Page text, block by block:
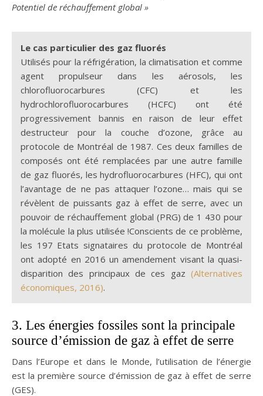
Potentiel de réchauffement global »
Le cas particulier des gaz fluorés
Utilisés pour la réfrigération, la climatisation et comme
agent propulseur dans les aérosols, les
chlorofluorocarbures (CFC) et les
hydrochlorofluorocarbures (HCFC)
ont été
progressivement bannis en raison de leur effet
destructeur pour
la couche d’ozone, grâce au
protocole de Montréal de 1987. Ces deux familles de
composés ont été remplacées par une autre famille
de gaz fluorés, les hydrofluorocarbures (HFC), qui ont
l’avantage de ne pas attaquer l’ozone… mais qui se
révèlent de puissants gaz à effet de serre, avec un
pouvoir de réchauffement global (PRG) de 1 430 pour
la molécule la plus utilisée !Conscients de ce problème,
les 197 Etats signataires du protocole de Montréal
ont adopté en 2016 un amendement visant la quasi-
disparition des principaux de ces gaz (Alternatives
économiques, 2016).
3. Les énergies fossiles sont la principale
source d’émission de gaz à effet de serre
Dans l’Europe et dans le Monde, l’utilisation de l’énergie
est la première source d’émission de gaz à effet de serre
(GES).